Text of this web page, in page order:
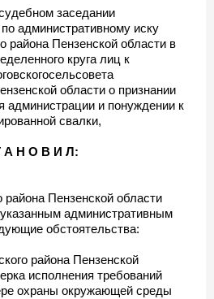
заседании
административному иску
района Пензенской области в
круга лиц к
области о признании
администрации и понуждении к
свалки,
А Н О В И Л:
района Пензенской области
административным
обстоятельства:
района Пензенской
исполнения требований
охраны окружающей среды